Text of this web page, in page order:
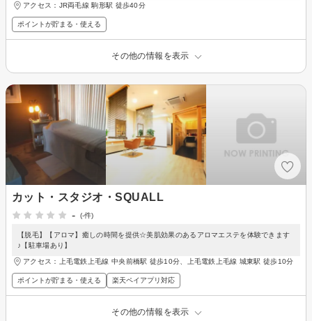
アクセス：JR両毛線 駒形駅 徒歩40分
ポイントが貯まる・使える
その他の情報を表示
カット・スタジオ・SQUALL
-
(-件)
【脱毛】【アロマ】癒しの時間を提供☆美肌効果のあるアロマエステを体験できます
♪【駐車場あり】
アクセス：上毛電鉄上毛線 中央前橋駅 徒歩10分、上毛電鉄上毛線 城東駅 徒歩10分
ポイントが貯まる・使える 楽天ペイアプリ対応
その他の情報を表示